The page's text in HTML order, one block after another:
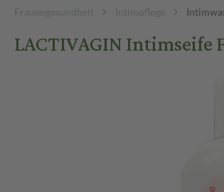
Frauengesundheit Intimpflege
LACTIVAGIN Intimseife